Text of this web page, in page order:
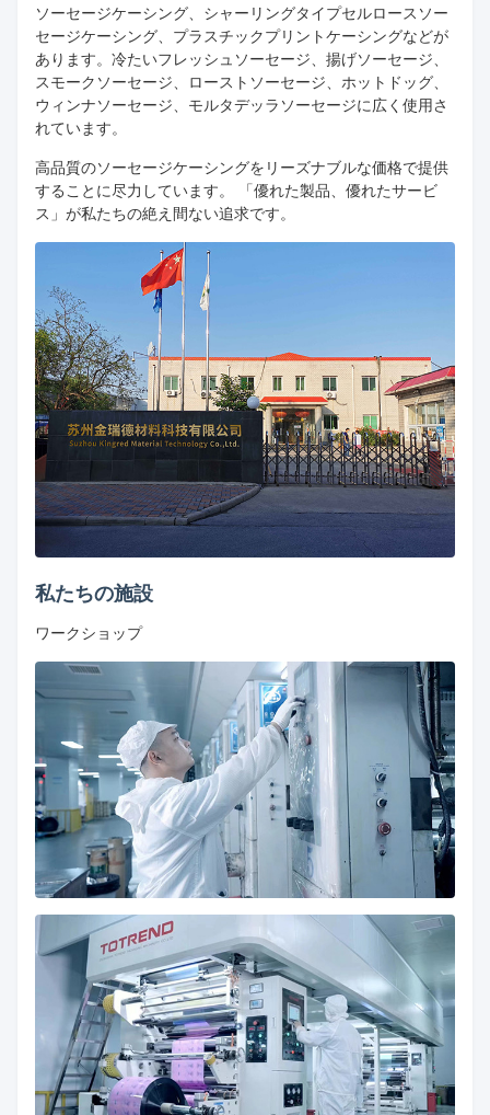
ソーセージケーシング、シャーリングタイプセルロースソー
セージケーシング、プラスチックプリントケーシングなどが
あります。冷たいフレッシュソーセージ、揚げソーセージ、
スモークソーセージ、ローストソーセージ、ホットドッグ、
ウィンナソーセージ、モルタデッラソーセージに広く使用さ
れています。
高品質のソーセージケーシングをリーズナブルな価格で提供
することに尽力しています。 「優れた製品、優れたサービ
ス」が私たちの絶え間ない追求です。
私たちの施設
ワークショップ